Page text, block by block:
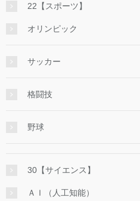
22【スポーツ】
オリンピック
サッカー
格闘技
野球
30【サイエンス】
ＡＩ（人工知能）